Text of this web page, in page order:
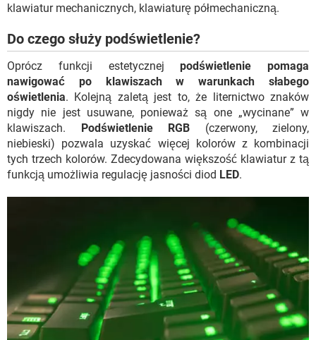
klawiatur mechanicznych, klawiaturę półmechaniczną.
Do czego służy podświetlenie?
Oprócz funkcji estetycznejpodświetlenie pomaga
nawigować po klawiszach w warunkach słabego
oświetlenia. Kolejną zaletą jest to, że liternictwo znaków
nigdy nie jest usuwane, ponieważ są one „wycinane” w
klawiszach. Podświetlenie RGB (czerwony, zielony,
niebieski) pozwala uzyskać więcej kolorów z kombinacji
tych trzech kolorów. Zdecydowana większość klawiatur z tą
funkcją umożliwia regulację jasności diod LED.